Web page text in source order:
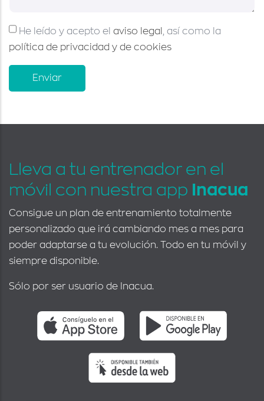
He leído y acepto el aviso legal
, así como la
política de privacidad y de cookies
Lleva a tu entrenador en el
móvil con nuestra app
Inacua
Consigue un plan de entrenamiento totalmente
personalizado que irá cambiando mes a mes para
poder adaptarse a tu evolución. Todo en tu móvil y
siempre disponible.
Sólo por ser usuario de Inacua.